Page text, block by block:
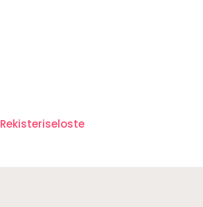
Rekisteriseloste